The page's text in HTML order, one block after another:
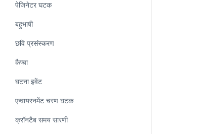
पेजिनेटर घटक
बहुभाषी
छवि प्रसंस्करण
कैप्चा
घटना इवेंट
एन्वायरनमेंट चरण घटक
क्रॉनटैब समय सारणी